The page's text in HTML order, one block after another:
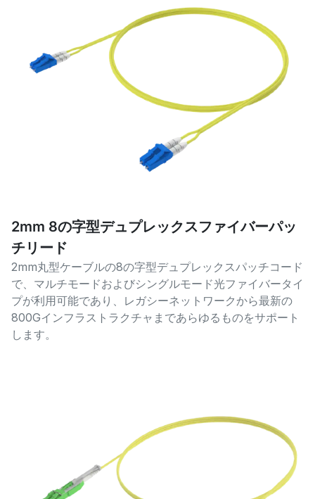
2mm 8の字型デュプレックスファイバーパッ
チリード
2mm丸型ケーブルの8の字型デュプレックスパッチコード
で、マルチモードおよびシングルモード光ファイバータイ
プが利用可能であり、レガシーネットワークから最新の
800Gインフラストラクチャまであらゆるものをサポート
します。